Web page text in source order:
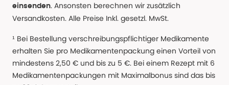
einsenden. Ansonsten berechnen wir zusätzlich
Versandkosten. Alle Preise Inkl. gesetzl. MwSt.
¹ Bei Bestellung verschreibungspflichtiger Medikamente
erhalten Sie pro Medikamentenpackung einen Vorteil von
mindestens 2,50 € und bis zu 5 €. Bei einem Rezept mit 6
Medikamentenpackungen mit Maximalbonus sind das bis